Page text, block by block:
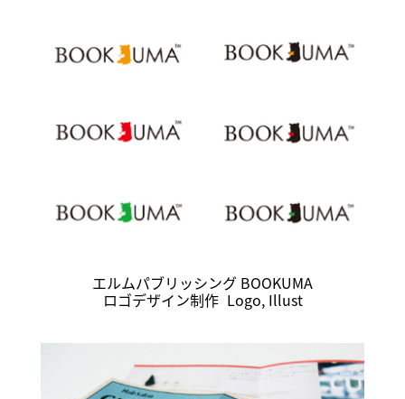
エルムパブリッシング BOOKUMA
ロゴデザイン制作 Logo, Illust